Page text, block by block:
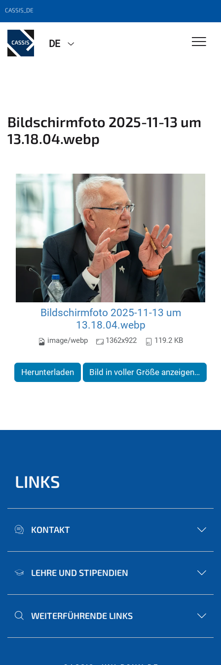
CASSIS_DE
DE
Bildschirmfoto 2025-11-13 um
13.18.04.webp
Bildschirmfoto 2025-11-13 um
13.18.04.webp
image/webp 1362x922 119.2 KB
Herunterladen Bild in voller Größe anzeigen…
LINKS
KONTAKT
LEHRE UND STIPENDIEN
WEITERFÜHRENDE LINKS